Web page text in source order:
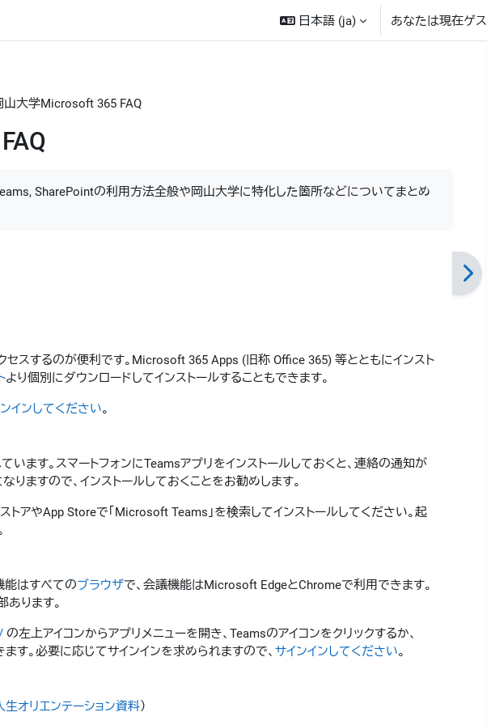
日本語 ‎(ja)‎ あなたは現在ゲ
山大学Microsoft 365 FAQ
SharePointの利用方法全般や岡山大学に特化した箇所などについてまとめ
セスするのが便利です。Microsoft 365 Apps (旧称 Office 365) 等とともにインスト
より個別にダウンロードしてインストールすることもできます。
インしてください。
ます。スマートフォンにTeamsアプリをインストールしておくと、連絡の通知が
ますので、インストールしておくことをお勧めします。
トアやApp Storeで「Microsoft Teams」を検索してインストールしてください。起
能はすべてのブラウザで、会議機能はMicrosoft EdgeとChromeで利用できます。
ります。
の左上アイコンからアプリメニューを開き、Teamsのアイコンをクリックするか、
す。必要に応じてサインインを求められますので、 サインインしてください。
生オリエンテーション資料）